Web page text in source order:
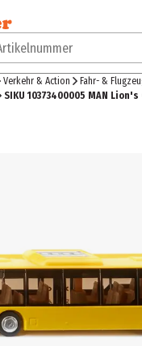
Zum
Verkehr & Action
Fahr- &
SIKU 10373400005 MAN